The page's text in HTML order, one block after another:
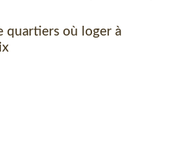
quartiers où loger à